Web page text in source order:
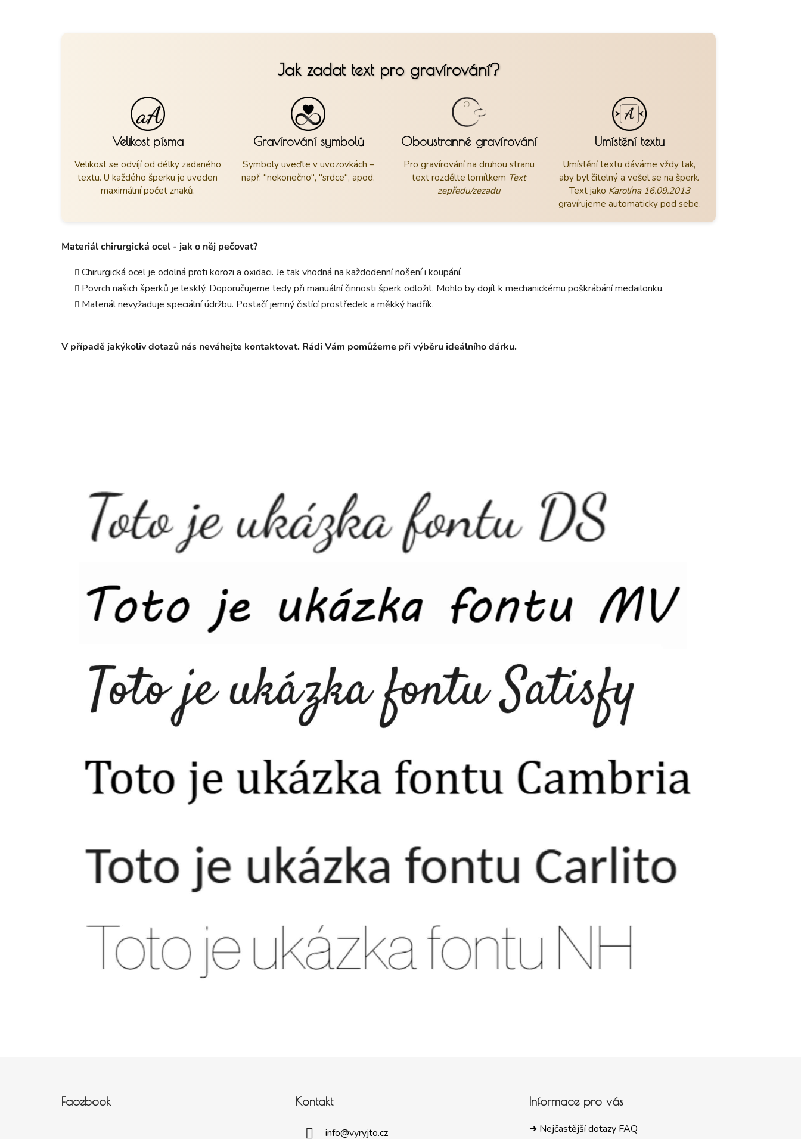
Jak zadat text pro gravírování?
Velikost písma
Velikost se odvíjí od délky zadaného
textu. U každého šperku je uveden
maximální počet znaků.
Gravírování symbolů
Symboly uveďte v uvozovkách –
např. "nekonečno", "srdce", apod.
Oboustranné gravírování
Pro gravírování na druhou stranu
text rozdělte lomítkem Text
zepředu/zezadu
Umístění textu
Umístění textu dáváme vždy tak,
aby byl čitelný a vešel se na šperk.
Text jako Karolína 16.09.2013
gravírujeme automaticky pod sebe.
Materiál chirurgická ocel - jak o něj pečovat?
Chirurgická ocel je odolná proti korozi a oxidaci. Je tak vhodná na každodenní nošení i koupání.
Povrch našich šperků je lesklý. Doporučujeme tedy při manuální činnosti šperk odložit. Mohlo by dojít k mechanickému poškrábání medailonku.
Materiál nevyžaduje speciální údržbu. Postačí jemný čistící prostředek a měkký hadřík.
V případě jakýkoliv dotazů nás neváhejte kontaktovat. Rádi Vám pomůžeme při výběru ideálního dárku.
Facebook Kontakt
info@vyryjto.cz
Informace pro vás
➜ Nejčastější dotazy FAQ